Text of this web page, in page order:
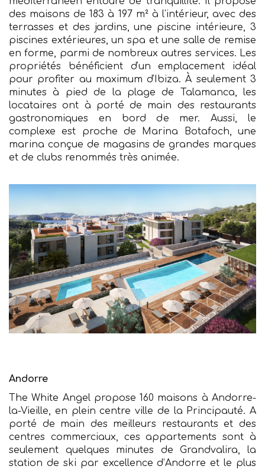
des maisons de 183 à 197 m² à l'intérieur, avec des
terrasses et des jardins, une piscine intérieure, 3
piscines extérieures, un spa et une salle de remise
en forme, parmi de nombreux autres services. Les
propriétés bénéficient d'un emplacement idéal
pour profiter au maximum d'Ibiza. À seulement 3
minutes à pied de la plage de Talamanca, les
locataires ont à porté de main des restaurants
gastronomiques en bord de mer. Aussi, le
complexe est proche de Marina Botafoch, une
marina conçue de magasins de grandes marques
et de clubs renommés très animée.
Andorre
The White Angel propose 160 maisons à Andorre-
la-Vieille, en plein centre ville de la Principauté. A
porté de main des meilleurs restaurants et des
centres commerciaux, ces appartements sont à
seulement quelques minutes de Grandvalira, la
station de ski par excellence d’Andorre et le plus